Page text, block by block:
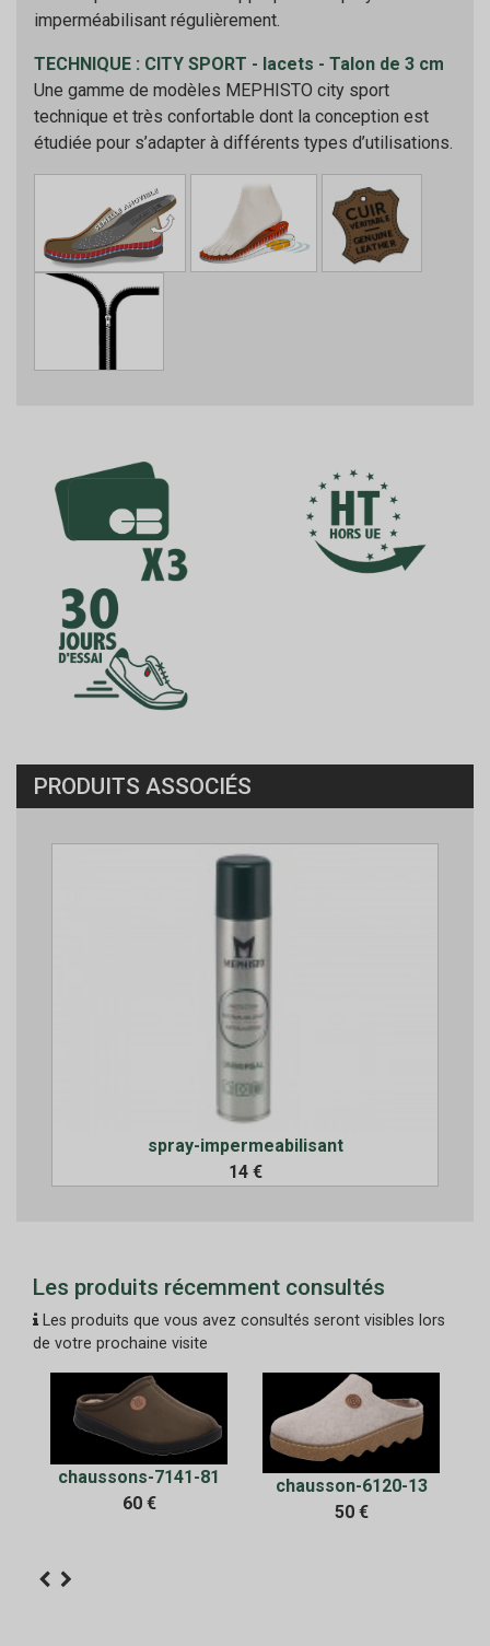
imperméabilisant régulièrement.
TECHNIQUE : CITY SPORT - lacets - Talon de 3 cm
Une gamme de modèles MEPHISTO city sport
technique et très confortable dont la conception est
étudiée pour s’adapter à différents types d’utilisations.
PRODUITS ASSOCIÉS
spray-impermeabilisant
14 €
Les produits récemment consultés
Les produits que vous avez consultés seront visibles lors
de votre prochaine visite
chaussons-7141-81
60 €
chausson-6120-13
50 €